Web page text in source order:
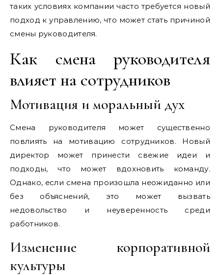
таких условиях компании часто требуется новый
подход к управлению, что может стать причиной
смены руководителя.
Как смена руководителя
влияет на сотрудников
Мотивация и моральный дух
Смена руководителя может существенно
повлиять на мотивацию сотрудников. Новый
директор может принести свежие идеи и
подходы, что может вдохновить команду.
Однако, если смена произошла неожиданно или
без объяснений, это может вызвать
недовольство и неуверенность среди
работников.
Изменение корпоративной
культуры